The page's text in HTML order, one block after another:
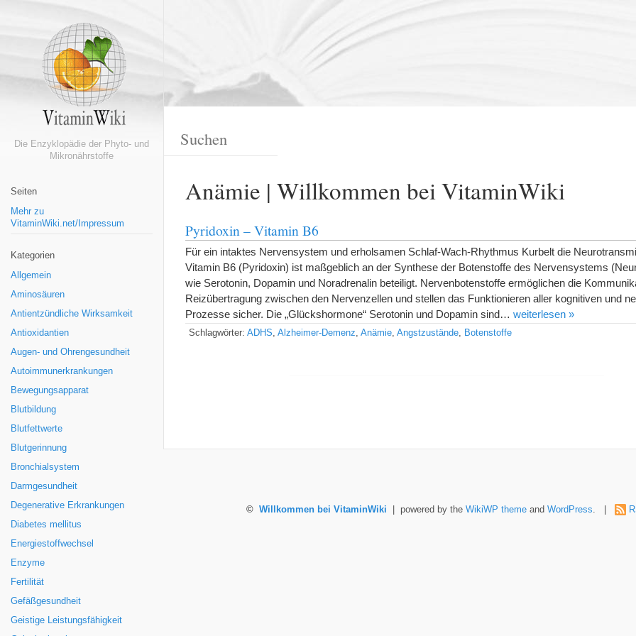
Die Enzyklopädie der Phyto- und
Mikronährstoffe
Seiten
Mehr zu
VitaminWiki.net/Impressum
Kategorien
Allgemein
Aminosäuren
Antientzündliche Wirksamkeit
Antioxidantien
Augen- und Ohrengesundheit
Autoimmunerkrankungen
Bewegungsapparat
Blutbildung
Blutfettwerte
Blutgerinnung
Bronchialsystem
Darmgesundheit
Degenerative Erkrankungen
Diabetes mellitus
Energiestoffwechsel
Enzyme
Fertilität
Gefäßgesundheit
Geistige Leistungsfähigkeit
Anämie | Willkommen bei VitaminWiki
Pyridoxin – Vitamin B6
Für ein intaktes Nervensystem und erholsamen Schlaf-Wach-Rhythmus Kurbelt die
Vitamin B6 (Pyridoxin) ist maßgeblich an der Synthese der Botenstoffe des Nervensystems
wie Serotonin, Dopamin und Noradrenalin beteiligt. Nervenbotenstoffe ermöglichen die
Reizübertragung zwischen den Nervenzellen und stellen das Funktionieren aller kognitiven und
Prozesse sicher. Die „Glückshormone“ Serotonin und Dopamin sind… weiterlesen »
Schlagwörter: ADHS, Alzheimer-Demenz, Anämie, Angstzustände, Botenstoffe
© Willkommen bei VitaminWiki | powered by the WikiWP themeand WordPress